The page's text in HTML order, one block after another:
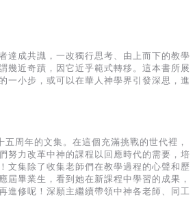
達成共識，一改獨行思考、由上而下的教學
幾近奇蹟，因它近乎範式轉移。這本書所展
一小步，或可以在華人神學界引發深思，進
周年的文集。在這個充滿挑戰的世代裡，
努力改革中神的課程以回應時代的需要，培
文集除了收集老師們在教學過程的心聲和歷
畢業生，看到她在新課程中學習的成果，
進修呢！深願主繼續帶領中神各老師、同工